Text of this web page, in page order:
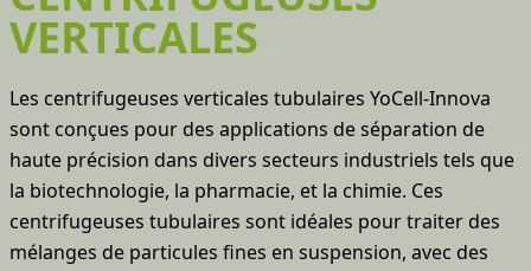
VERTICALES
Les centrifugeuses verticales tubulaires YoCell-Innova
sont conçues pour des applications de séparation de
haute précision dans divers secteurs industriels tels que
la biotechnologie, la pharmacie, et la chimie. Ces
centrifugeuses tubulaires sont idéales pour traiter des
mélanges de particules fines en suspension, avec des